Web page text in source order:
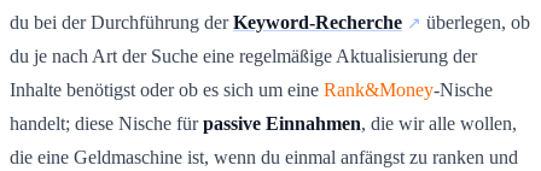
du bei der Durchführung derKeyword-Recherche
überlegen, ob
du je nach Art der Suche eine regelmäßige Aktualisierung der
Inhalte benötigst oder ob es sich um eine Rank&Money-Nische
handelt; diese Nische fürpassive Einnahmen, die wir alle wollen,
die eine Geldmaschine ist, wenn du einmal anfängst zu ranken und